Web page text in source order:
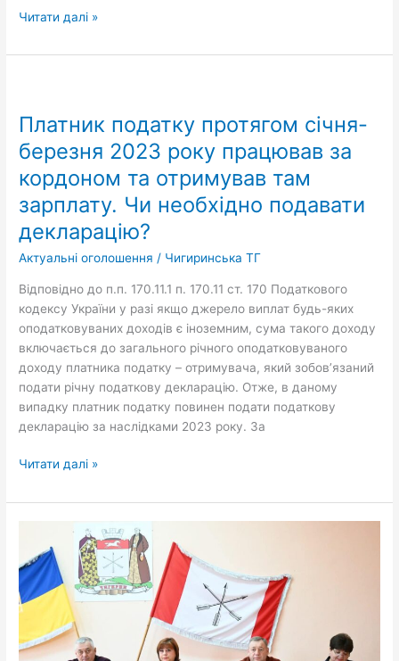
Читати далі »
Платник податку протягом січня-
березня 2023 року працював за
кордоном та отримував там
зарплату. Чи необхідно подавати
декларацію?
Актуальні оголошення / Чигиринська ТГ
Відповідно до п.п. 170.11.1 п. 170.11 ст. 170 Податкового
кодексу України у разі якщо джерело виплат будь-яких
оподатковуваних доходів є іноземним, сума такого доходу
включається до загального річного оподатковуваного
доходу платника податку – отримувача, який зобов’язаний
подати річну податкову декларацію. Отже, в даному
випадку платник податку повинен подати податкову
декларацію за наслідками 2023 року. За
протягом
січня-
березня
2023
року
працював
за
кордоном
отримував
там
зарплату.
необхідно
подавати
декларацію?
Читати далі »
міський
голова
Віктор
Харченко
провів
54